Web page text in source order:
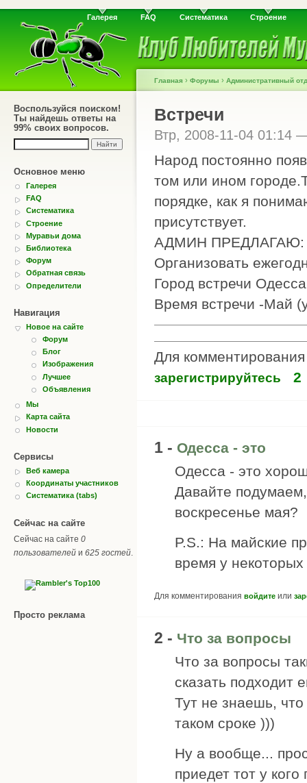
Галерея FAQ Систематика Строение
Воспользуйся поиском!
Ты найдешь ответы на
99% своих вопросов.
Основное меню
Галерея
FAQ
Систематика
Строение
Муравьи дома
Библиотека
Форум
Обратная связь
Определители
Навигация
Новое на сайте
Форум
Блог
Изображения
Лучшее
Объявления
Мы
Карта сайта
Новости
Сервисы
Веб камера
Координаты участников
Систематика (tabs)
Сейчас на сайте
Сейчас на сайте 0
пользователей и 625 гостей
Просто реклама
Главная › Форумы › Административный
Встречи
Втр, 2008-11-04 01:14
Народ постоянно
том или ином
порядке, как я
присутствует.
АДМИН ПРЕДЛАГАЮ:
Организовать
Город встречи
Время встречи -Май
Для
зарегистрируйтесь 2
1 - Одесса - это
Одесса - это
Давайте
воскресенье мая?
P.S.: На майские
время у
Для комментирования войдите или
2 - Что за вопросы
Что за вопросы
сказать подходит
Тут не знаешь, что
таком сроке )))
Ну а вообще...
приедет тот у кого